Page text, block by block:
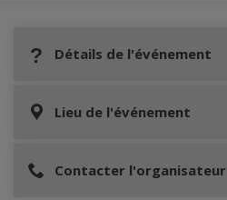
Détails de l'événement
Lieu de l'événement
Contacter l'organisateur